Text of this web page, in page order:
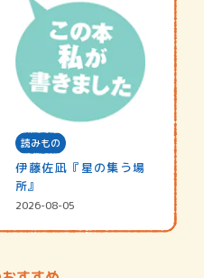
読みもの
伊藤佐凪『星の集う場
所』
2026-08-05